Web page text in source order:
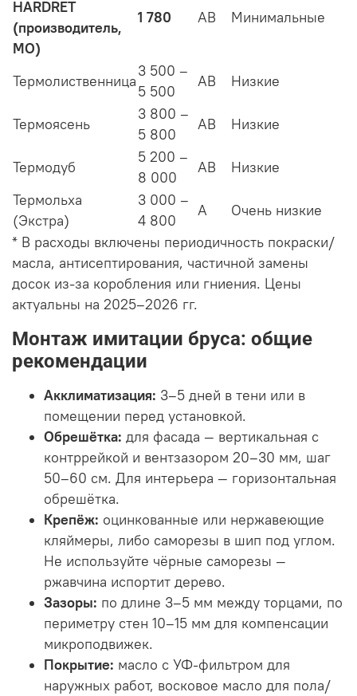
HARDRET
(производитель,
МО)
1 780 АВ Минимальные
Термолиственница
3 500 –
5 500
АВ Низкие
Термоясень
3 800 –
5 800
АВ Низкие
Термодуб
5 200 –
8 000
АВ
Низкие
Термольха
(Экстра)
3 000 –
4 800
А
Очень низкие
* В расходы включены периодичность покраски/
масла, антисептирования, частичной замены
досок из-за коробления или гниения. Цены
актуальны на 2025–2026 гг.
Монтаж имитации бруса: общие
рекомендации
Акклиматизация: 3–5 дней в тени или в
помещении перед установкой.
Обрешётка: для фасада — вертикальная с
контррейкой и вентзазором 20–30 мм, шаг
50–60 см. Для интерьера — горизонтальная
обрешётка.
Крепёж: оцинкованные или нержавеющие
кляймеры, либо саморезы в шип под углом.
Не используйте чёрные саморезы —
ржавчина испортит дерево.
Зазоры: по длине 3–5 мм между торцами, по
периметру стен 10–15 мм для компенсации
микроподвижек.
Покрытие: масло с УФ-фильтром для
наружных работ, восковое масло для пола/